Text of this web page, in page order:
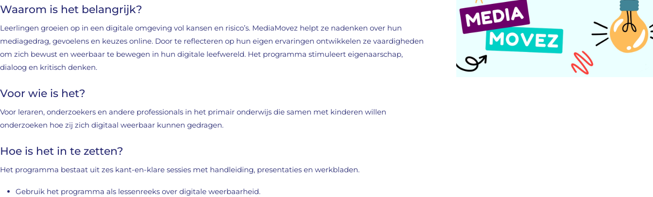
Waarom is het belangrijk?
Leerlingen groeien op in een digitale omgeving vol kansen en risico’s. MediaMovez helpt ze nadenken over hun
mediagedrag, gevoelens en keuzes online. Door te reflecteren op hun eigen ervaringen ontwikkelen ze vaardigheden
om zich bewust en weerbaar te bewegen in hun digitale leefwereld. Het programma stimuleert eigenaarschap,
dialoog en kritisch denken.
Voor wie is het?
Voor leraren, onderzoekers en andere professionals in het primair onderwijs die samen met kinderen willen
onderzoeken hoe zij zich digitaal weerbaar kunnen gedragen.
Hoe is het in te zetten?
Het programma bestaat uit zes kant-en-klare sessies met handleiding, presentaties en werkbladen.
Gebruik het programma als lessenreeks over digitale weerbaarheid.